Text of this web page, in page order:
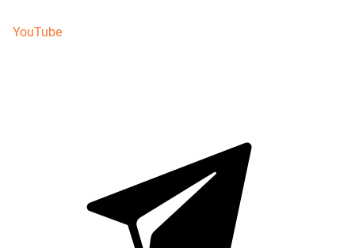
YouTube